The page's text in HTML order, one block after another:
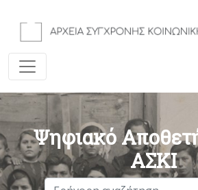
Ψηφιακό
ΑΣΚΙ